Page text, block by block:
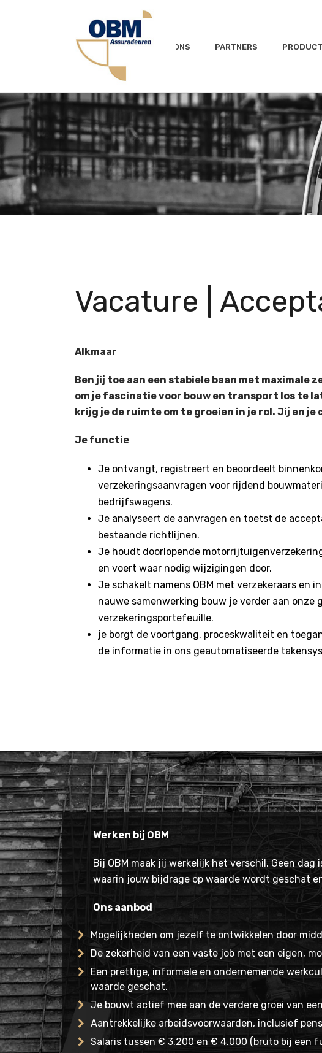
OVER ONS PARTNERS
Vacature |
Alkmaar
Ben jij toe aan een stabiele baan met maximale
om je fascinatie voor bouw en transport los te
krijg je de ruimte om te groeien in je rol. Jij en
Je functie
Je ontvangt, registreert en beoordeelt
verzekeringsaanvragen voor rijdend
bedrijfswagens.
Je analyseert de aanvragen en toetst de
bestaande richtlijnen.
Je houdt doorlopende
en voert waar nodig wijzigingen door.
Je schakelt namens OBM met verzekeraars en
nauwe samenwerking bouw je verder aan onze
verzekeringsportefeuille.
je borgt de voortgang, proceskwaliteit en
de informatie in ons geautomatiseerde
Werken bij OBM
Bij OBM maak jij werkelijk het verschil. Geen
waarin jouw bijdrage op waarde wordt geschat
Ons aanbod
Mogelijkheden om jezelf te ontwikkelen door
De zekerheid van een vaste job met een eigen,
Een prettige, informele en ondernemende
waarde geschat.
Je bouwt actief mee aan de verdere groei van
Aantrekkelijke arbeidsvoorwaarden, inclusief
Salaris tussen € 3.200 en € 4.000 (bruto bij een